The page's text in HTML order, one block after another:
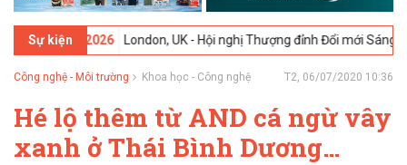
Sự kiện
02-2026 London, UK - Hội nghị Thượng đỉnh Đổi mới Sáng tạo
Công nghệ - Môi trường Khoa học - Công nghệ T2, 06/07/2020 10:36
Hé lộ thêm từ AND cá ngừ vây
xanh ở Thái Bình Dương…